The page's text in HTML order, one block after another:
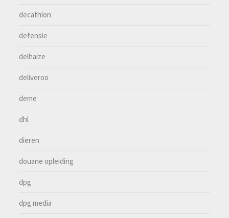
decathlon
defensie
delhaize
deliveroo
deme
dhl
dieren
douane opleiding
dpg
dpg media